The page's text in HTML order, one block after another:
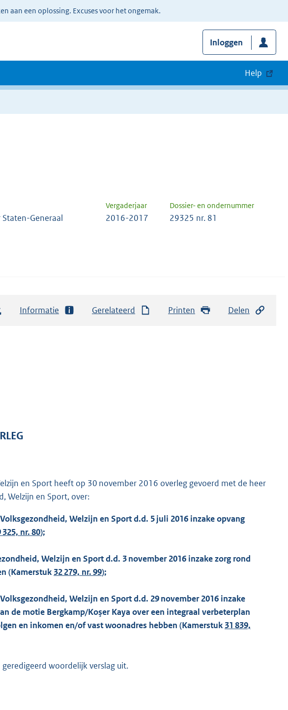
aan een oplossing. Excuses voor het ongemak.
Inloggen
Help
Vergaderjaar Dossier- en ondernummer
Generaal 2016-2017 29325 nr. 81
Informatie Gerelateerd Printen Delen
en Sport heeft op 30 november 2016 overleg gevoerd met de heer
Welzijn en Sport, over:
Welzijn en Sport d.d. 5 juli 2016 inzake opvang
325, nr. 80);
Welzijn en Sport d.d. 3 november 2016 inzake zorg rond
(Kamerstuk 32 279, nr. 99);
Welzijn en Sport d.d. 29 november 2016 inzake
de motie Bergkamp/Koşer Kaya over een integraal verbeterplan
en inkomen en/of vast woonadres hebben (Kamerstuk 31 839,
woordelijk verslag uit.